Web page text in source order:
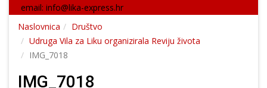
email: info@lika-express.hr
Naslovnica
Društvo
Udruga Vila za Liku organizirala Reviju života
IMG_7018
IMG_7018